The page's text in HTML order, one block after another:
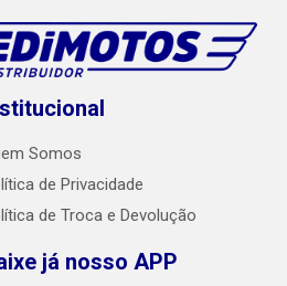
Somos
de Privacidade
de Troca e Devolução
já nosso APP